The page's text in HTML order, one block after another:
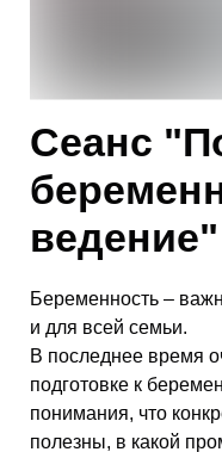
Сеанс
ведение"
Беременность –
и для всей семьи.
В последнее время
подготовке к
понимания, что
полезны, в какой